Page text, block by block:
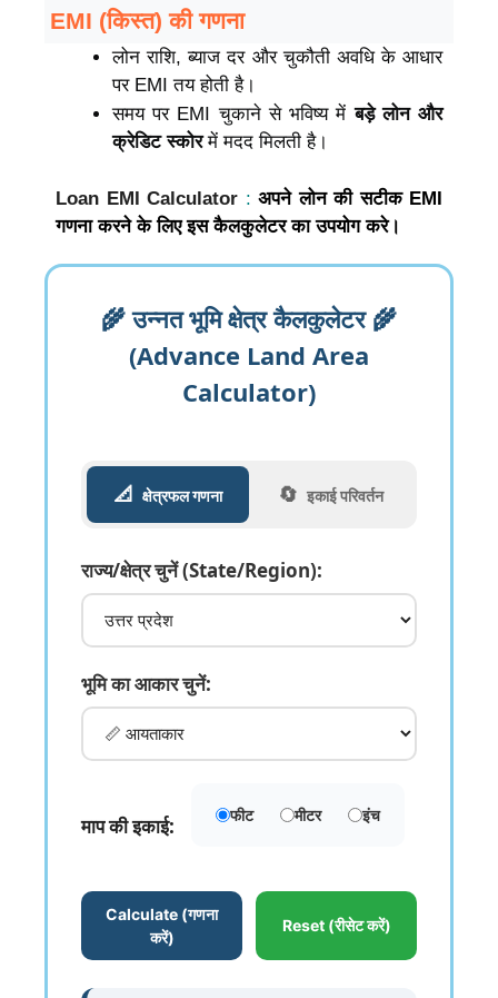
EMI (किस्त) की गणना
लोन राशि, ब्याज दर और चुकौती अवधि के आधार
पर EMI तय होती है।
समय पर EMI चुकाने से भविष्य मेंबड़े लोन और
क्रेडिट स्कोरमें मदद मिलती है।
Loan EMI Calculator : अपने लोन की सटीक EMI
गणना करने के लिए इस कैलकुलेटर का उपयोग करे।
🌾 उन्नत भूमि क्षेत्र कैलकुलेटर 🌾
(Advance Land Area
Calculator)
📐 क्षेत्रफल गणना 🔄 इकाई परिवर्तन
राज्य/क्षेत्र चुनें (State/Region):
भूमि का आकार चुनें:
माप की इकाई: फीट मीटर इंच
माप की इकाई चुनें: फीट, मीटर या इंच
Calculate (गणना
करें)
Reset (रीसेट करें)